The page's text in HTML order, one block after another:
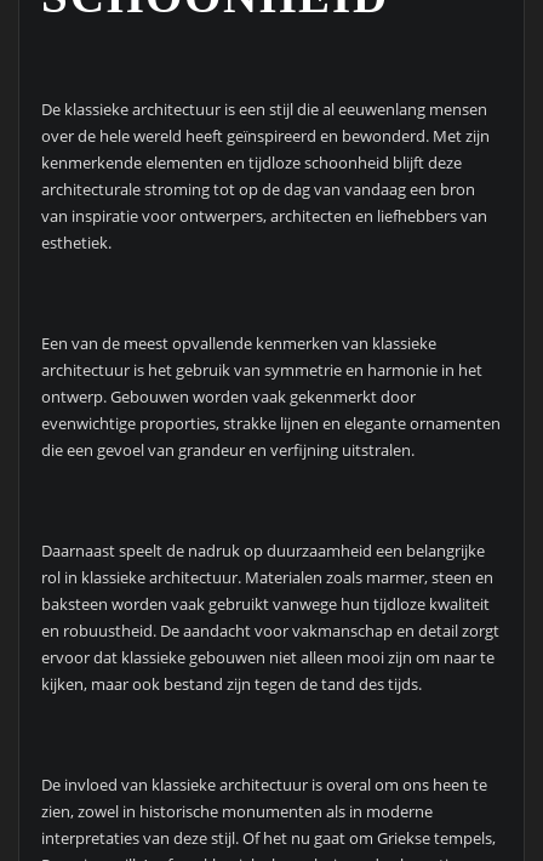
De klassieke architectuur is een stijl die al eeuwenlang mensen
over de hele wereld heeft geïnspireerd en bewonderd. Met zijn
kenmerkende elementen en tijdloze schoonheid blijft deze
architecturale stroming tot op de dag van vandaag een bron
van inspiratie voor ontwerpers, architecten en liefhebbers van
esthetiek.
Een van de meest opvallende kenmerken van klassieke
architectuur is het gebruik van symmetrie en harmonie in het
ontwerp. Gebouwen worden vaak gekenmerkt door
evenwichtige proporties, strakke lijnen en elegante ornamenten
die een gevoel van grandeur en verfijning uitstralen.
Daarnaast speelt de nadruk op duurzaamheid een belangrijke
rol in klassieke architectuur. Materialen zoals marmer, steen en
baksteen worden vaak gebruikt vanwege hun tijdloze kwaliteit
en robuustheid. De aandacht voor vakmanschap en detail zorgt
ervoor dat klassieke gebouwen niet alleen mooi zijn om naar te
kijken, maar ook bestand zijn tegen de tand des tijds.
De invloed van klassieke architectuur is overal om ons heen te
zien, zowel in historische monumenten als in moderne
interpretaties van deze stijl. Of het nu gaat om Griekse tempels,